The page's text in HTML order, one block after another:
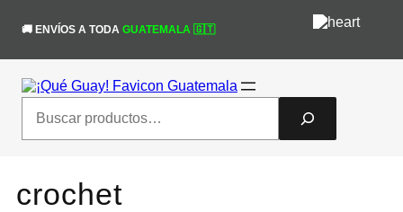
🚚 ENVÍOS A TODA GUATEMALA 🇬🇹
crochet
¡Obtén un 10% de descuento en tu
primera compra! código "nuevaweb"
#queguaytulook